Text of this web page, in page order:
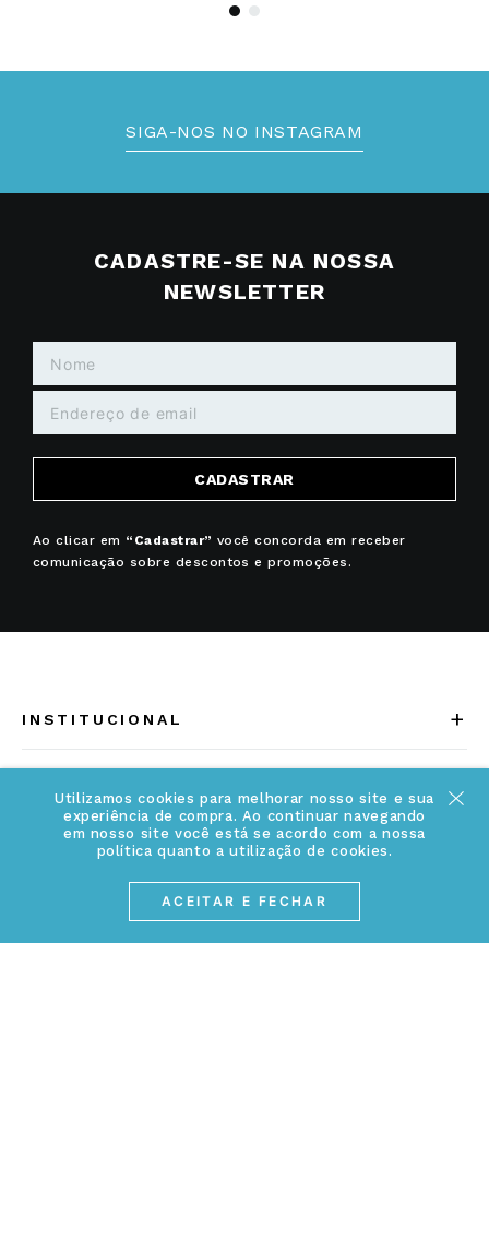
Utilizamos cookies para melhorar nosso site e sua
experiência de compra. Ao continuar navegando
em nosso site você está se acordo com a nossa
política quanto a utilização de cookies.
ACEITAR E FECHAR
SIGA-NOS NO INSTAGRAM
CADASTRE-SE NA NOSSA
NEWSLETTER
CADASTRAR
Ao clicar em “Cadastrar” você concorda em receber
comunicação sobre descontos e promoções.
INSTITUCIONAL +
Acesse Nosso Blog
Fale Conosco
Conheça a linha MVNDOS
+
Cuidados Especiais